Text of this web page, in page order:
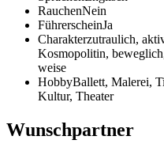
RauchenNein
FührerscheinJa
Charakterzutraulich,
Kosmopolitin,
weise
HobbyBallett, Malerei,
Kultur, Theater
Wunschpartner